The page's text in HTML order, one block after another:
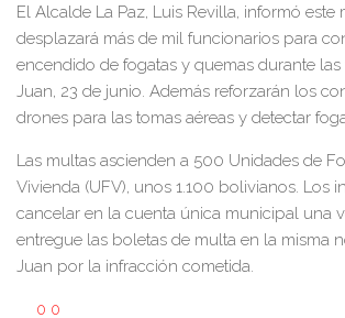
El Alcalde La Paz, Luis Revilla, informó este
desplazará más de mil funcionarios para
encendido de fogatas y quemas durante las
Juan, 23 de junio. Además reforzarán los
drones para las tomas aéreas y detectar
Las multas ascienden a 500 Unidades de
Vivienda (UFV), unos 1.100 bolivianos. Los
cancelar en la cuenta única municipal una
entregue las boletas de multa en la misma
Juan por la infracción cometida.
0 0